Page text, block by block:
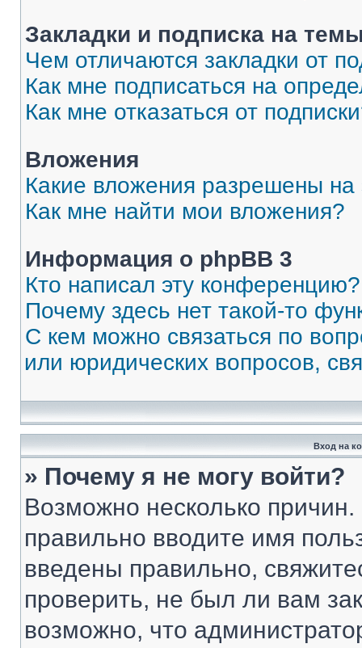
Закладки и подписка на
Чем отличаются закладки от
Как мне подписаться на
Как мне отказаться от
Вложения
Какие вложения разрешены
Как мне найти мои вложения?
Информация о phpBB 3
Кто написал эту конференцию?
Почему здесь нет такой-то
С кем можно связаться по
или юридических вопросов,
Вход на
» Почему я не могу войти?
Возможно несколько
правильно вводите имя
введены правильно,
проверить, не был ли вам
возможно, что